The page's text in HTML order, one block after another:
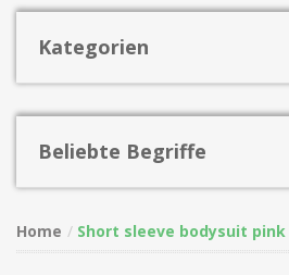
Kategorien
Beliebte Begriffe
Home Short sleeve bodysuit pink